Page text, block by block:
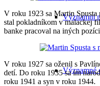
Významní
Významné
V roku 1923 sa Martin
stal pokladníkom v malackej
banke pracoval na iných
V roku 1927 sa oženil s
detí. Do roku 1935 sa im
roku 1941 a syn v roku 1944.